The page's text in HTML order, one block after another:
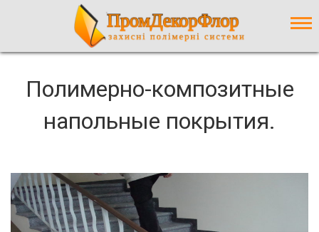
Полимерно-композитные
напольные покрытия.